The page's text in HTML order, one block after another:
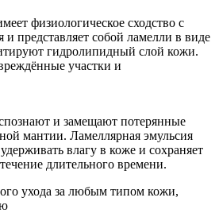
физиологическое сходство с
и представляет собой ламелли в виде
гидролипидный слой кожи.
участки и
и замещают потерянные
мантии. Ламеллярная эмульсия
влагу в коже и сохраняет
длительного времени.
ухода за любым типом кожи,